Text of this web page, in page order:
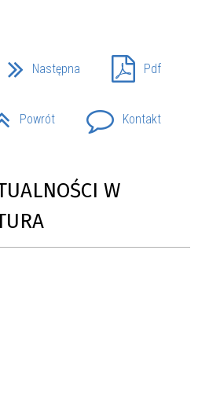
Następna Pdf
Powrót Kontakt
W